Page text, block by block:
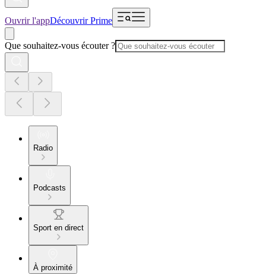
Ouvrir l'appDécouvrir Prime
Que souhaitez-vous écouter ?
Radio
Podcasts
Sport en direct
À proximité